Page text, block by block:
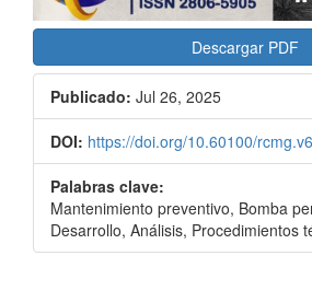
Descargar PDF
Publicado: Jul 26, 2025
DOI: https://doi.org/10.60100/
Palabras clave:
Mantenimiento preventivo, Bomba
Desarrollo, Análisis, Procedimientos